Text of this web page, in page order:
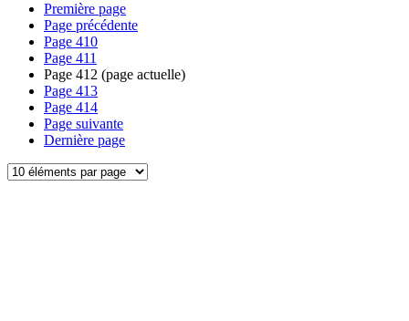
Première page
Page précédente
Page 410
Page 411
Page 412 (page actuelle)
Page 413
Page 414
Page suivante
Dernière page